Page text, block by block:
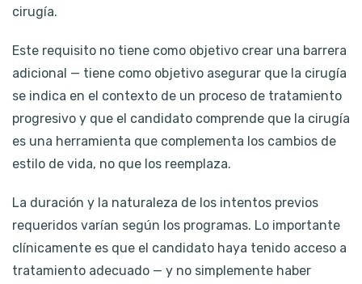
cirugía.
Este requisito no tiene como objetivo crear una barrera
adicional — tiene como objetivo asegurar que la cirugía
se indica en el contexto de un proceso de tratamiento
progresivo y que el candidato comprende que la cirugía
es una herramienta que complementa los cambios de
estilo de vida, no que los reemplaza.
La duración y la naturaleza de los intentos previos
requeridos varían según los programas. Lo importante
clínicamente es que el candidato haya tenido acceso a
tratamiento adecuado — y no simplemente haber